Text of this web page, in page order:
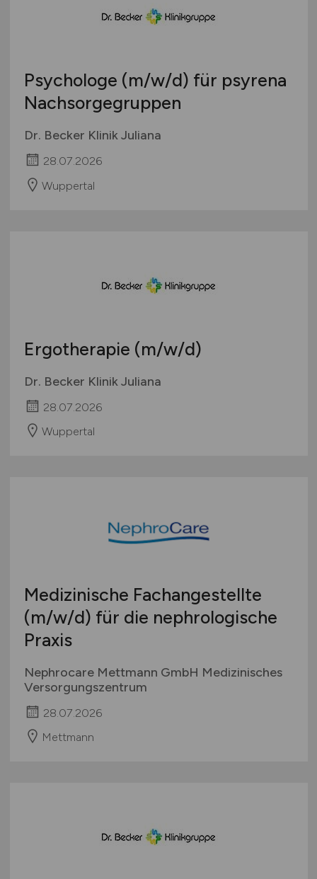
Psychologe (m/w/d) für psyrena
Nachsorgegruppen
Dr. Becker Klinik Juliana
28.07.2026
Wuppertal
Ergotherapie (m/w/d)
Dr. Becker Klinik Juliana
28.07.2026
Wuppertal
Medizinische Fachangestellte
(m/w/d) für die nephrologische
Praxis
Nephrocare Mettmann GmbH Medizinisches
Versorgungszentrum
28.07.2026
Mettmann